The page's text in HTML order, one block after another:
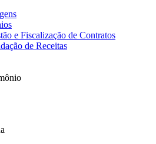
e Fiscalização de Contratos
de Receitas